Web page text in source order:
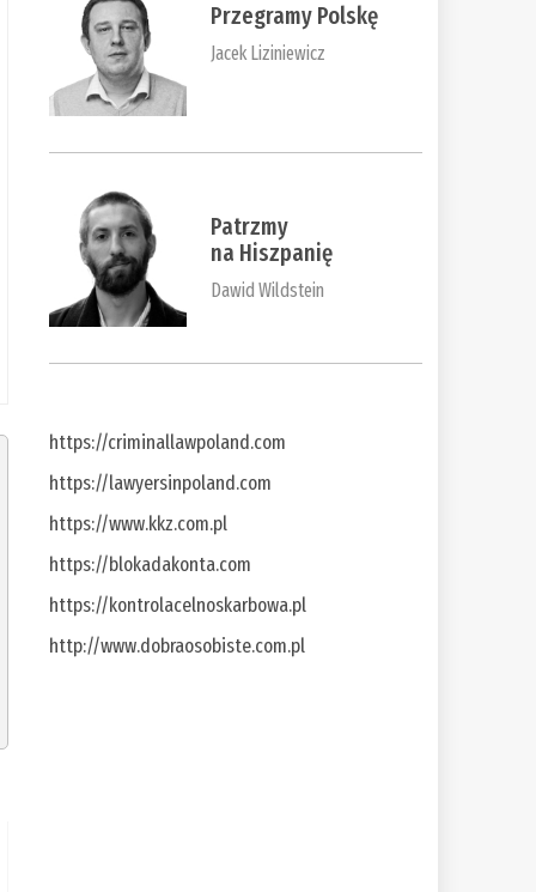
Przegramy Polskę
Jacek Liziniewicz
Patrzmy
na Hiszpanię
Dawid Wildstein
https://criminallawpoland.com
https://lawyersinpoland.com
https://www.kkz.com.pl
https://blokadakonta.com
https://kontrolacelnoskarbowa.pl
http://www.dobraosobiste.com.pl